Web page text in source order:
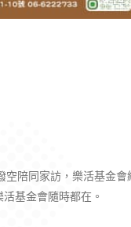
陪同家訪，樂活基金會
基金會隨時都在。